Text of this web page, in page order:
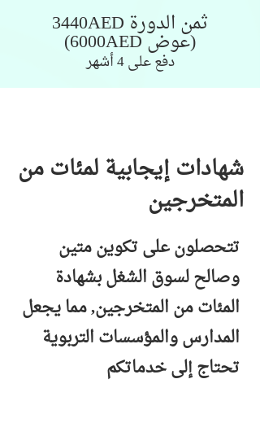
ثمن الدورة 3440AED
(عوض 6000AED)
دفع على 4 أشهر
شهادات إيجابية لمئات من
المتخرجين
تتحصلون على تكوين متين
وصالح لسوق الشغل بشهادة
المئات من المتخرجين, مما يجعل
المدارس والمؤسسات التربوية
تحتاج إلى خدماتكم